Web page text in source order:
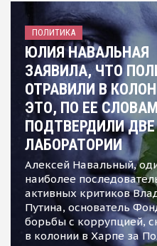
ПОЛИТИКА
ЮЛИЯ НАВАЛЬНАЯ
ЗАЯВИЛА, ЧТО
ОТРАВИЛИ В
ЭТО, ПО ЕЕ
ПОДТВЕРДИЛИ ДВЕ
ЛАБОРАТОРИИ
Алексей Навальный,
наиболее
активных критиков
Путина, основатель
борьбы с коррупцией,
в колонии в Харпе за